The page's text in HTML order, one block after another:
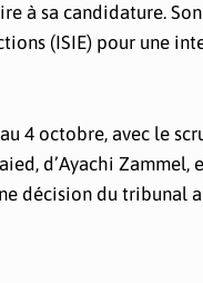
à sa candidature.
(ISIE) pour une
4 octobre, avec le
d’Ayachi
décision du tribunal